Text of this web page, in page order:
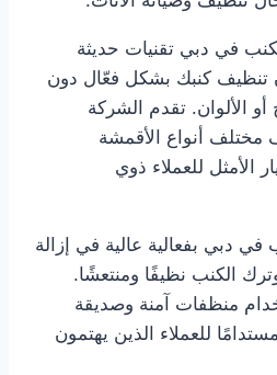
في دبي تقنيات حديثة
تنظيف كنبك بشكل فعّال دون
أو الألوان. تقدم الشركة
أنواع الأقمشة
الأمثل للعملاء ذوي
دبي بفعالية عالية في إزالة
وترك الكنب نظيفًا ومنتعشًا.
منظفات آمنة وصديقة
للعملاء الذين يهتمون